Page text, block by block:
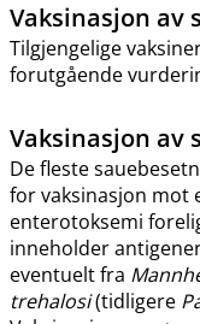
Vaksinasjon av
Tilgjengelige
forutgående
Vaksinasjon av
De fleste
for vaksinasjon mot
enterotoksemi
inneholder
eventuelt fra
trehalosi(tidligere